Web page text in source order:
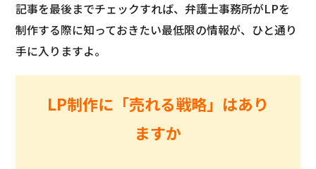
記事を最後までチェックすれば、弁護士事務所がLPを
制作する際に知っておきたい最低限の情報が、ひと通り
手に入りますよ。
LP制作に「売れる戦略」はあり
ますか